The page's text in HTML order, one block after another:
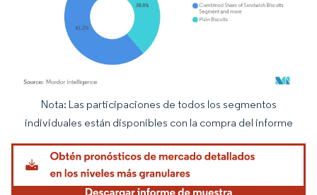
Imagen © Mordor Intelligence. El uso requiere atribución según CC BY 4.0.
Nota: Las participaciones de todos los segmentos
individuales están disponibles con la compra del informe